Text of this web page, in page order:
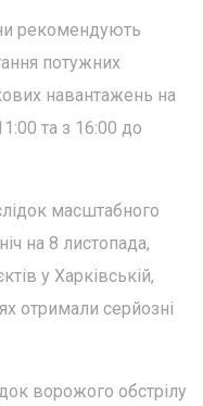
рекомендують
потужних
навантажень на
та з 16:00 до
масштабного
на 8 листопада,
у Харківській,
отримали серйозні
ворожого обстрілу